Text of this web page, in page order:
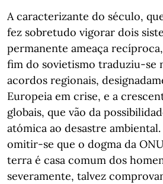
A caracterizante do século,
fez sobretudo vigorar dois
permanente ameaça
fim do sovietismo traduziu-se
acordos regionais,
Europeia em crise, e a
globais, que vão da
atómica ao desastre
omitir-se que o dogma da
terra é casa comum dos
severamente, talvez